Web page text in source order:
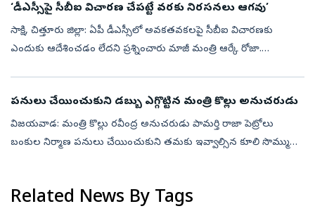
‘డీఎస్సీపై సీబీఐ విచారణ చేపట్టే వరకు నిరసనలు ఆగవు’
సాక్షి, చిత్తూరు జిల్లా: ఏపీ డీఎస్సీలో అవకతవకలపై సీబీఐ విచారణకు
ఎందుకు ఆదేశించడం లేదని ప్రశ్నించారు మాజీ మంత్రి ఆర్కే రోజా.
పనులు చేయించుకుని డబ్బు ఎగ్గొట్టిన మంత్రి కొల్లు అనుచరుడు
విజయవాడ: మంత్రి కొల్లు రవీంద్ర అనుచరుడు పామర్తి రాజా పెట్రోలు
బంకుల నిర్మాణ పనులు చేయించుకుని తమకు ఇవ్వాల్సిన కూలి సొమ్ము
Related News By Tags